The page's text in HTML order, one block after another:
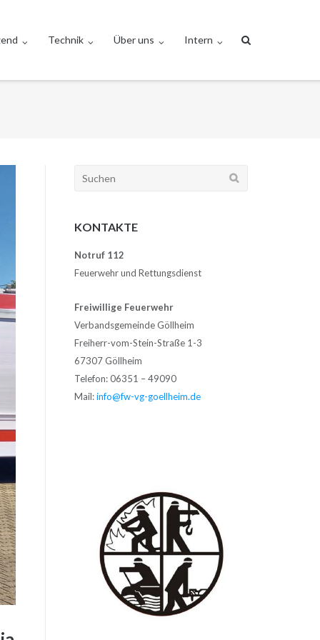
Technik Über uns Intern
Suchen
KONTAKTE
Notruf 112
Feuerwehr und Rettungsdienst
Freiwillige Feuerwehr
Verbandsgemeinde Göllheim
Freiherr-vom-Stein-Straße 1-3
67307 Göllheim
Telefon: 06351 – 49090
Mail:info@fw-vg-goellheim.de